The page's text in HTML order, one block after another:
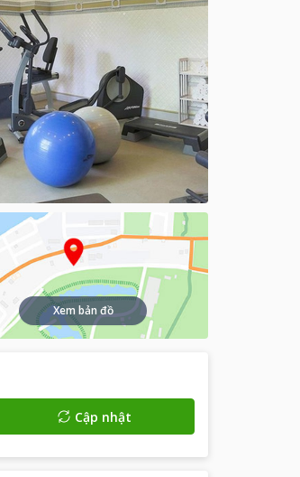
Xem bản đồ
Cập nhật